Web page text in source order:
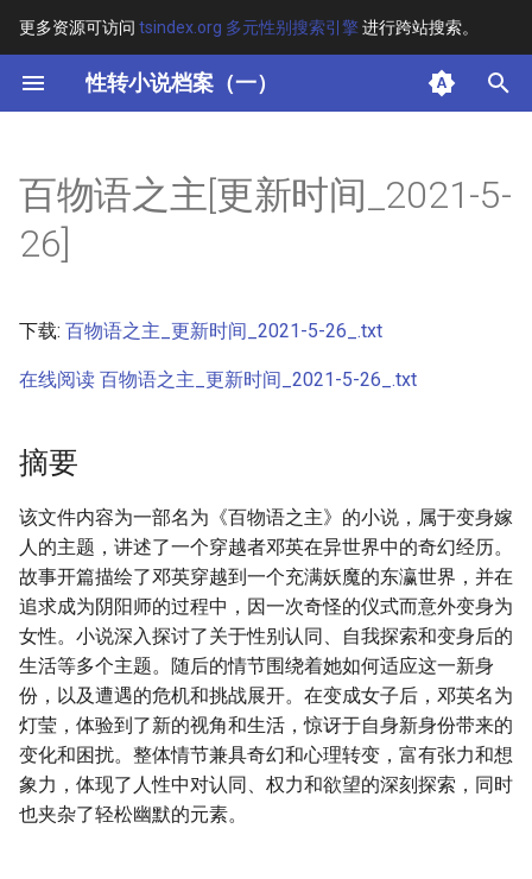
更多资源可访问 tsindex.org 多元性别搜索引擎进行跨站搜索。
性转小说档案（一）
键
开
始
索
其他信息 [Processed Page
Metadata]
百物语之主[更新时间_2021-5-
26]
下载: 百物语之主_更新时间_2021-5-26_.txt
在线阅读 百物语之主_更新时间_2021-5-26_.txt
摘要
该文件内容为一部名为《百物语之主》的小说，属于变身嫁
人的主题，讲述了一个穿越者邓英在异世界中的奇幻经历。
故事开篇描绘了邓英穿越到一个充满妖魔的东瀛世界，并在
追求成为阴阳师的过程中，因一次奇怪的仪式而意外变身为
女性。小说深入探讨了关于性别认同、自我探索和变身后的
生活等多个主题。随后的情节围绕着她如何适应这一新身
份，以及遭遇的危机和挑战展开。在变成女子后，邓英名为
灯莹，体验到了新的视角和生活，惊讶于自身新身份带来的
变化和困扰。整体情节兼具奇幻和心理转变，富有张力和想
象力，体现了人性中对认同、权力和欲望的深刻探索，同时
也夹杂了轻松幽默的元素。